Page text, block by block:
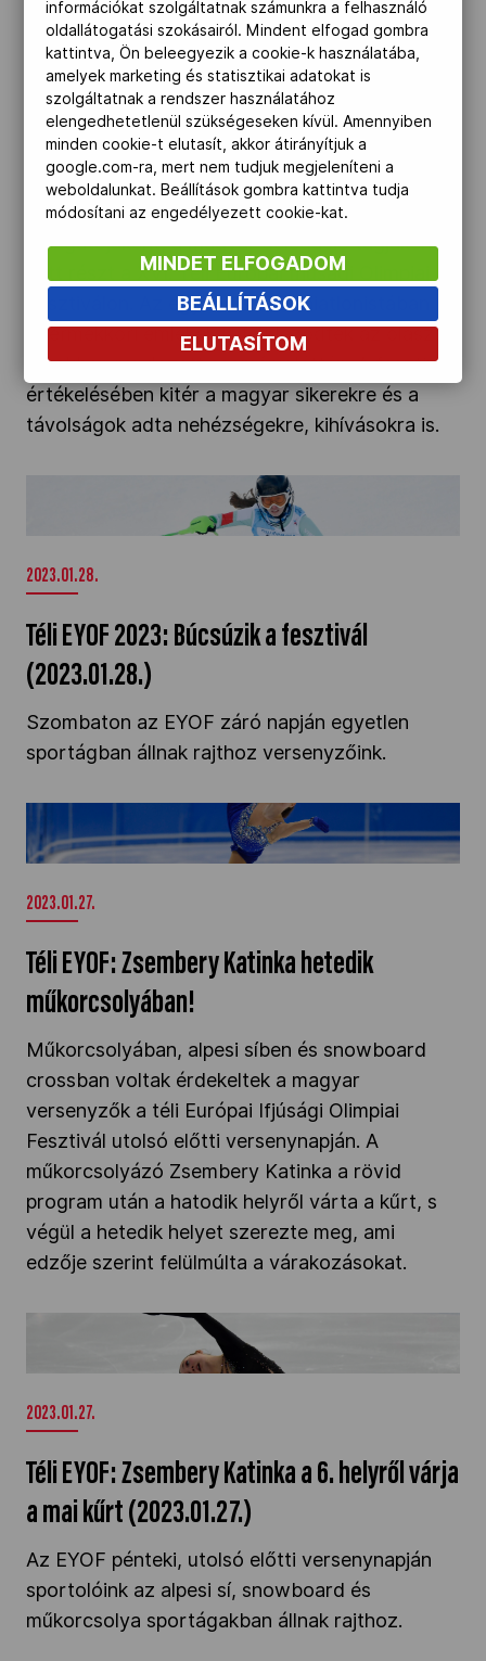
2023.01.28.
„A kihívások ellenére is elérte a célját a téli
EYOF”
Dr. Bartha Csaba korábbi sportigazgató a
Magyar Olimpiai Bizottság operatív
igazgatójaként, a magyar delegáció tagjaként
vett részt a XVI. Téli Európai Ifjúsági Olimpiai
Fesztiválon. Az egykori sífutó-biatlonistában
gyermekkori emlékek is felidéződtek az olasz
Alpokban rendezett esemény láttán. A fesztivál
értékelésében kitér a magyar sikerekre és a
távolságok adta nehézségekre, kihívásokra is.
Téli EYOF 2023: Búcsúzik a fesztivál
2023.01.28.
Téli EYOF 2023: Búcsúzik a fesztivál
(2023.01.28.)
Szombaton az EYOF záró napján egyetlen
sportágban állnak rajthoz versenyzőink.
Téli EYOF: Zsembery Katinka hetedik
műkorcsolyában!" />
2023.01.27.
Téli EYOF: Zsembery Katinka hetedik
műkorcsolyában!
Műkorcsolyában, alpesi síben és snowboard
crossban voltak érdekeltek a magyar
versenyzők a téli Európai Ifjúsági Olimpiai
Fesztivál utolsó előtti versenynapján. A
műkorcsolyázó Zsembery Katinka a rövid
program után a hatodik helyről várta a kűrt, s
végül a hetedik helyet szerezte meg, ami
edzője szerint felülmúlta a várakozásokat.
Téli EYOF: Zsembery Katinka a 6. helyről várja a
mai kűrt (2023.01.27.)" />
2023.01.27.
Téli EYOF: Zsembery Katinka a 6. helyről várja
a mai kűrt (2023.01.27.)
Az EYOF pénteki, utolsó előtti versenynapján
sportolóink az alpesi sí, snowboard és
műkorcsolya sportágakban állnak rajthoz.
információkat szolgáltatnak számunkra a felhasználó
oldallátogatási szokásairól. Mindent elfogad gombra
kattintva, Ön beleegyezik a cookie-k használatába,
amelyek marketing és statisztikai adatokat is
szolgáltatnak a rendszer használatához
elengedhetetlenül szükségeseken kívül. Amennyiben
minden cookie-t elutasít, akkor átirányítjuk a
google.com-ra, mert nem tudjuk megjeleníteni a
weboldalunkat. Beállítások gombra kattintva tudja
módosítani az engedélyezett cookie-kat.
MINDET ELFOGADOM
BEÁLLÍTÁSOK
ELUTASÍTOM